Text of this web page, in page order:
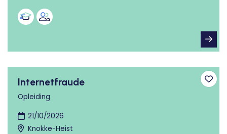
Internetfraude
Opleiding
21/10/2026
Knokke-Heist